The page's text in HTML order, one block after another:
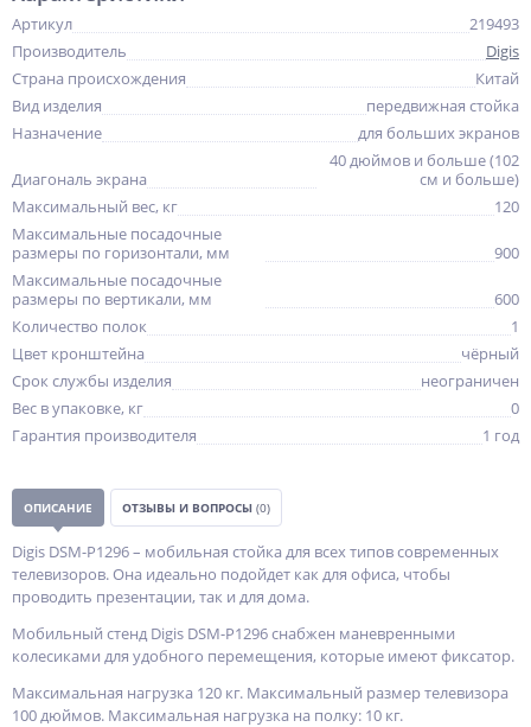
Артикул
219493
Производитель
Digis
Страна происхождения
Китай
Вид изделия
передвижная стойка
Назначение
для больших экранов
Диагональ экрана
40 дюймов и больше (102
см и больше)
Максимальный вес, кг
120
Максимальные посадочные
размеры по горизонтали, мм
900
Максимальные посадочные
размеры по вертикали, мм
600
Количество полок
1
Цвет кронштейна
чёрный
Срок службы изделия
неограничен
Вес в упаковке, кг
0
Гарантия производителя
1 год
ОПИСАНИЕ ОТЗЫВЫ И ВОПРОСЫ (0)
Digis DSM-P1296 – мобильная стойка для всех типов современных
телевизоров. Она идеально подойдет как для офиса, чтобы
проводить презентации, так и для дома.
Мобильный стенд Digis DSM-P1296 снабжен маневренными
колесиками для удобного перемещения, которые имеют фиксатор.
Максимальная нагрузка 120 кг. Максимальный размер телевизора
100 дюймов. Максимальная нагрузка на полку: 10 кг.